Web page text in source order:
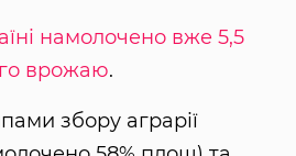
намолочено вже 5,5
врожаю.
збору аграрії